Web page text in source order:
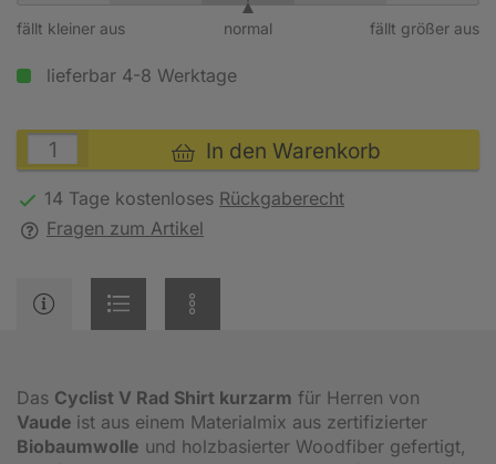
fällt kleiner aus fällt größer aus
normal
lieferbar 4-8 Werktage
In den Warenkorb
14 Tage kostenloses Rückgaberecht
Fragen zum Artikel
Das Cyclist V Rad Shirt kurzarm für Herren von
Vaude ist aus einem Materialmix aus zertifizierter
Biobaumwolle und holzbasierter Woodfiber gefertigt,